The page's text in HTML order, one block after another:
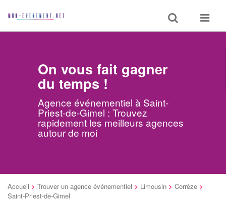
Toggle
search
Toggle
On vous fait gagner
du temps !
Agence événementiel à Saint-
Priest-de-Gimel : Trouvez
rapidement les meilleurs agences
autour de moi
Accueil > Trouver un agence événementiel > Limousin > Corrèze >
Saint-Priest-de-Gimel